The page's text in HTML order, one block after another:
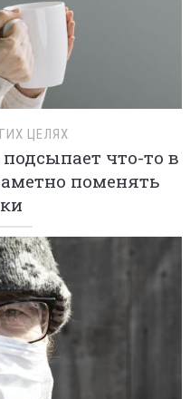
ЦЕЛЯХ
что-то в
поменять